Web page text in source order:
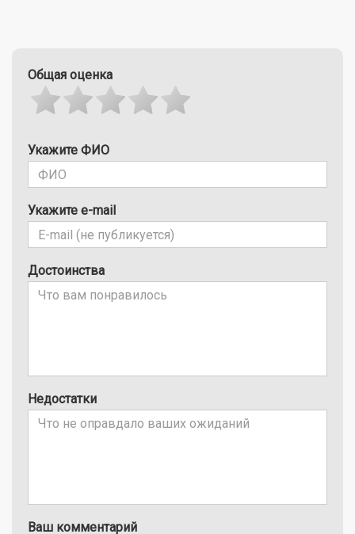
Общая оценка
Укажите ФИО
Укажите e-mail
Достоинства
Недостатки
Ваш комментарий